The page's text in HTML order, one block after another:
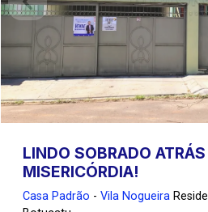
LINDO SOBRADO
MISERICÓRDIA!
Casa Padrão - Vila Nogueira